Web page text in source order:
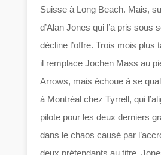
Suisse à Long Beach. Mais,
d’Alan Jones qui l’a pris sous
décline l’offre. Trois mois plus
il remplace Jochen Mass au
Arrows, mais échoue à se
à Montréal chez Tyrrell, qui
pilote pour les deux derniers
dans le chaos causé par